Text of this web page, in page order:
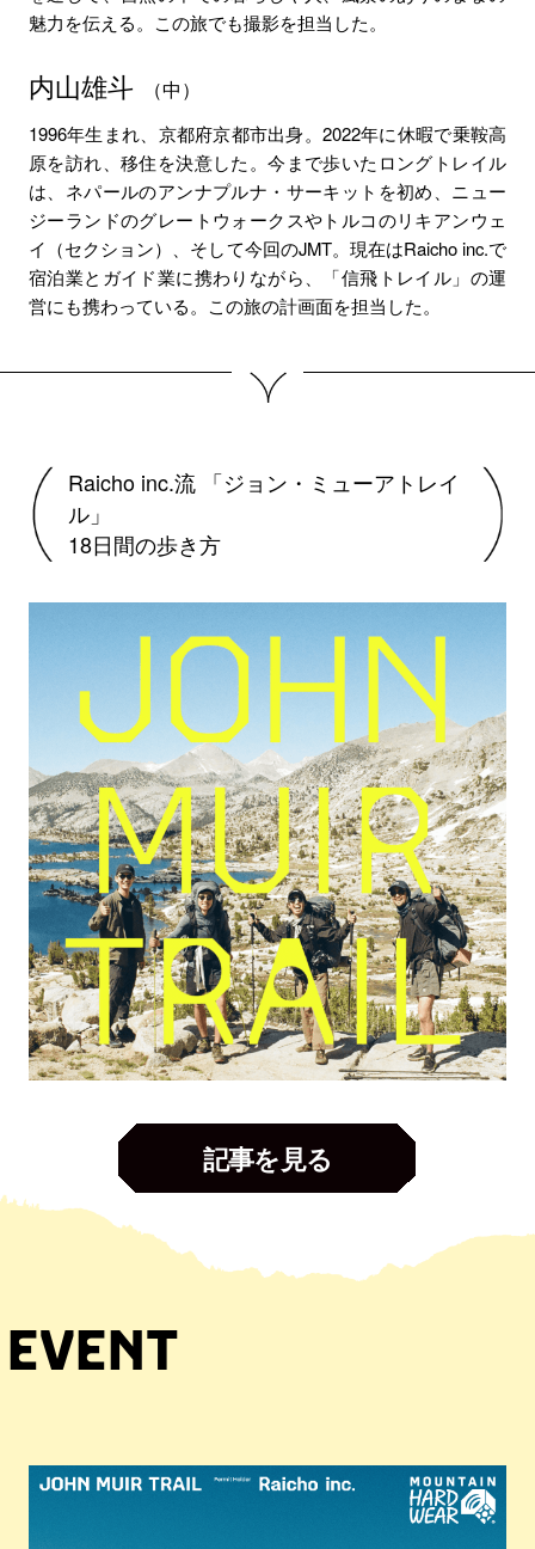
魅力を伝える。この旅でも撮影を担当した。
内山雄斗 （中）
1996年生まれ、京都府京都市出身。2022年に休暇で乗鞍高
原を訪れ、移住を決意した。今まで歩いたロングトレイル
は、ネパールのアンナプルナ・サーキットを初め、ニュー
ジーランドのグレートウォークスやトルコのリキアンウェ
イ（セクション）、そして今回のJMT。現在はRaicho inc.で
宿泊業とガイド業に携わりながら、「信飛トレイル」の運
営にも携わっている。この旅の計画面を担当した。
Raicho inc.流 「ジョン・ミューアトレイ
ル」
18日間の歩き方
記事を見る
EVENT